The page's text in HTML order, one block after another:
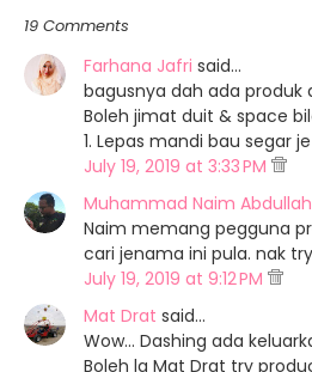
19 Comments
Farhana Jafri said…
bagusnya dah ada
Boleh jimat duit & space
1. Lepas mandi bau segar
July 19, 2019 at 3:33 PM
Muhammad Naim Abdullah
Naim memang pegguna
cari jenama ini pula. nak
July 19, 2019 at 9:12 PM
Mat Drat said…
Wow... Dashing ada
Boleh la Mat Drat try